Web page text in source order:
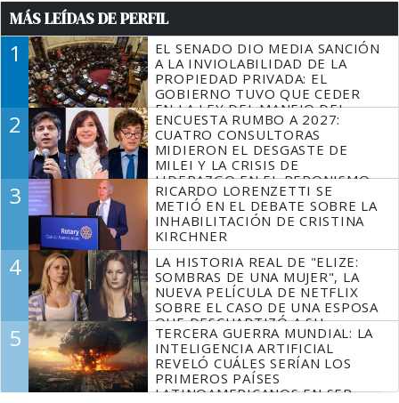
MÁS LEÍDAS DE PERFIL
1
EL SENADO DIO MEDIA SANCIÓN
A LA INVIOLABILIDAD DE LA
PROPIEDAD PRIVADA: EL
GOBIERNO TUVO QUE CEDER
EN LA LEY DEL MANEJO DEL
FUEGO
2
ENCUESTA RUMBO A 2027:
CUATRO CONSULTORAS
MIDIERON EL DESGASTE DE
MILEI Y LA CRISIS DE
LIDERAZGO EN EL PERONISMO
3
RICARDO LORENZETTI SE
METIÓ EN EL DEBATE SOBRE LA
INHABILITACIÓN DE CRISTINA
KIRCHNER
4
LA HISTORIA REAL DE "ELIZE:
SOMBRAS DE UNA MUJER", LA
NUEVA PELÍCULA DE NETFLIX
SOBRE EL CASO DE UNA ESPOSA
QUE DESCUARTIZÓ A SU
MARIDO
5
TERCERA GUERRA MUNDIAL: LA
INTELIGENCIA ARTIFICIAL
REVELÓ CUÁLES SERÍAN LOS
PRIMEROS PAÍSES
LATINOAMERICANOS EN SER